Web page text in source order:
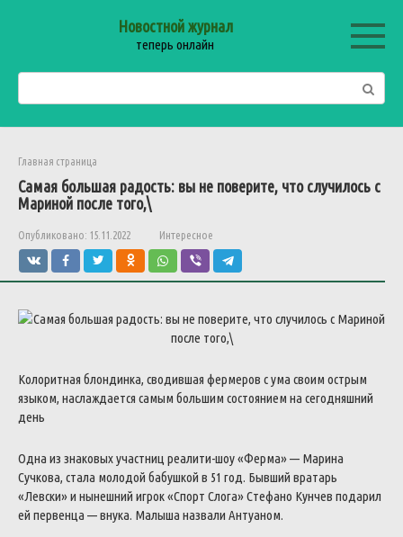
Новостной журнал
теперь онлайн
Главная страница
Самая большая радость: вы не поверите, что случилось с
Мариной после того,\
Опубликовано: 15.11.2022 Интересное
Колоритная блондинка, сводившая фермеров с ума своим острым
языком, наслаждается самым большим состоянием на сегодняшний
день
Одна из знаковых участниц реалити-шоу «Ферма» — Марина
Сучкова, стала молодой бабушкой в 51 год. Бывший вратарь
«Левски» и нынешний игрок «Спорт Слога» Стефано Кунчев подарил
ей первенца — внука. Малыша назвали Антуаном.